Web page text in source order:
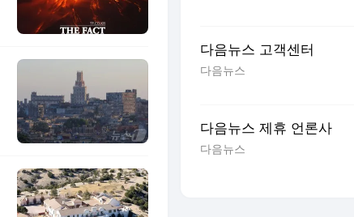
다음뉴스 고객센터
다음뉴스
다음뉴스 제휴 언론사
다음뉴스